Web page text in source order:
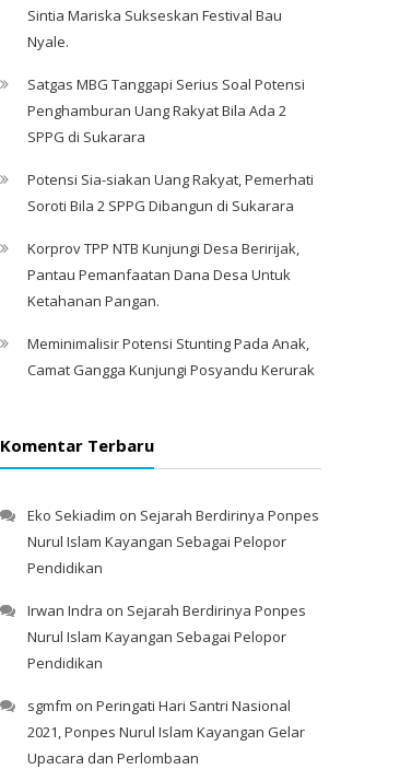
Sintia Mariska Sukseskan Festival Bau
Nyale. ‎
Satgas MBG Tanggapi Serius Soal Potensi
Penghamburan Uang Rakyat Bila Ada 2
SPPG di Sukarara
Potensi Sia-siakan Uang Rakyat, Pemerhati
Soroti Bila 2 SPPG Dibangun di Sukarara
Korprov TPP NTB Kunjungi Desa Beririjak,
Pantau Pemanfaatan Dana Desa Untuk
Ketahanan Pangan.
Meminimalisir Potensi Stunting Pada Anak,
Camat Gangga Kunjungi Posyandu Kerurak
Komentar Terbaru
Eko Sekiadim on Sejarah Berdirinya Ponpes
Nurul Islam Kayangan Sebagai Pelopor
Pendidikan
Irwan Indra on Sejarah Berdirinya Ponpes
Nurul Islam Kayangan Sebagai Pelopor
Pendidikan
sgmfm on Peringati Hari Santri Nasional
2021, Ponpes Nurul Islam Kayangan Gelar
Upacara dan Perlombaan